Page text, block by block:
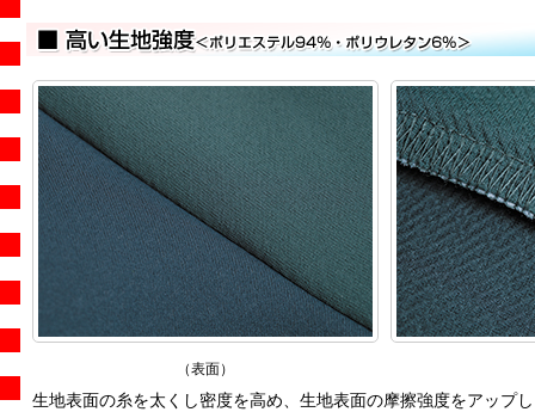
（表面）
生地表面の糸を太くし密度を高め、生地表面の摩擦強度をアップ